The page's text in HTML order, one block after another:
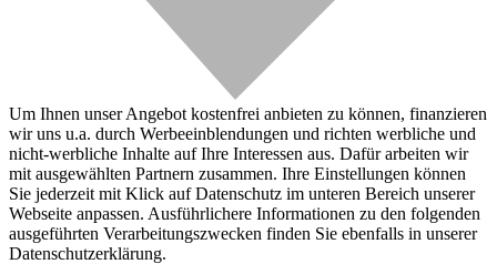
Um Ihnen unser Angebot kostenfrei anbieten zu können, finanzieren
wir uns u.a. durch Werbeeinblendungen und richten werbliche und
nicht-werbliche Inhalte auf Ihre Interessen aus. Dafür arbeiten wir
mit ausgewählten Partnern zusammen. Ihre Einstellungen können
Sie jederzeit mit Klick auf Datenschutz im unteren Bereich unserer
Webseite anpassen. Ausführlichere Informationen zu den folgenden
ausgeführten Verarbeitungszwecken finden Sie ebenfalls in unserer
Datenschutzerklärung.